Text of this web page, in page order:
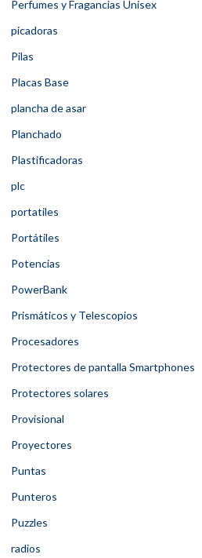
Perfumes y Fragancias Unisex
picadoras
Pilas
Placas Base
plancha de asar
Planchado
Plastificadoras
plc
portatiles
Portátiles
Potencias
PowerBank
Prismáticos y Telescopios
Procesadores
Protectores de pantalla Smartphones
Protectores solares
Provisional
Proyectores
Puntas
Punteros
Puzzles
radios